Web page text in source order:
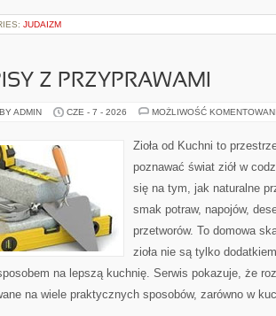
JUDAIZM
Z PRZYPRAWAMI
ADMIN CZE - 7 - 2026 MOŻLIWOŚĆ
Zioła od Kuchni to
poznawać świat ziół w
się na tym, jak naturalne
smak potraw, napojów,
przetworów. To domowa
zioła nie są tylko
na lepszą kuchnię. Serwis pokazuje, że
na wiele praktycznych sposobów, zarówno w